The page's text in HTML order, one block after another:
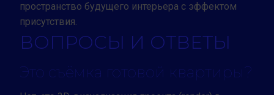
пространство будущего интерьера с эффектом
присутствия.
ВОПРОСЫ И ОТВЕТЫ
Это съёмка готовой квартиры?